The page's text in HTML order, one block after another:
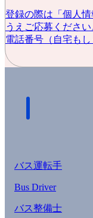
登録の際は「個人
うえご応募くださ
電話番号（自宅も
バス運転手
Bus Driver
バス整備士